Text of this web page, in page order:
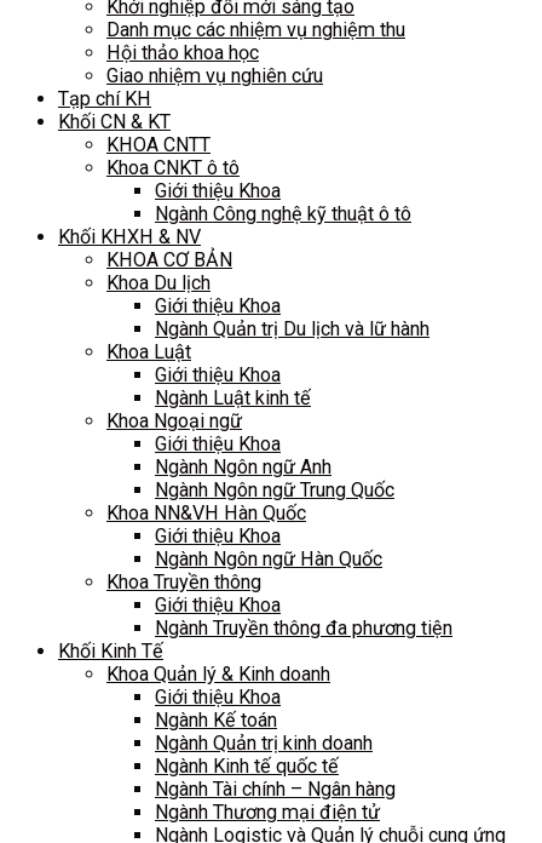
Khởi nghiệp đổi mới sáng tạo
Danh mục các nhiệm vụ nghiệm thu
Hội thảo khoa học
Giao nhiệm vụ nghiên cứu
Tạp chí KH
Khối CN & KT
KHOA CNTT
Khoa CNKT ô tô
Giới thiệu Khoa
Ngành Công nghệ kỹ thuật ô tô
Khối KHXH & NV
KHOA CƠ BẢN
Khoa Du lịch
Giới thiệu Khoa
Ngành Quản trị Du lịch và lữ hành
Khoa Luật
Giới thiệu Khoa
Ngành Luật kinh tế
Khoa Ngoại ngữ
Giới thiệu Khoa
Ngành Ngôn ngữ Anh
Ngành Ngôn ngữ Trung Quốc
Khoa NN&VH Hàn Quốc
Giới thiệu Khoa
Ngành Ngôn ngữ Hàn Quốc
Khoa Truyền thông
Giới thiệu Khoa
Ngành Truyền thông đa phương tiện
Khối Kinh Tế
Khoa Quản lý & Kinh doanh
Giới thiệu Khoa
Ngành Kế toán
Ngành Quản trị kinh doanh
Ngành Kinh tế quốc tế
Ngành Tài chính – Ngân hàng
Ngành Thương mại điện tử
Ngành Logistic và Quản lý chuỗi cung ứng